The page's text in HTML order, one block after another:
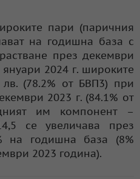
пари (паричния
на годишна база с
през декември
2024 г. широките
(78.2% от БВП3) при
2023 г. (84.1% от
им компонент –
се увеличава през
на годишна база (8%
2023 година).